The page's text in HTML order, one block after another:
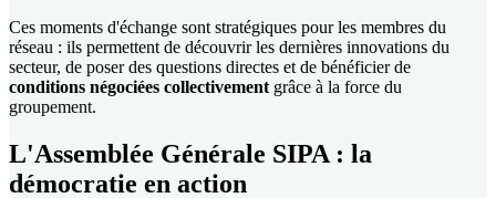
Ces moments d'échange sont stratégiques pour les membres du
réseau : ils permettent de découvrir les dernières innovations du
secteur, de poser des questions directes et de bénéficier de
conditions négociées collectivement grâce à la force du
groupement.
L'Assemblée Générale SIPA : la
démocratie en action